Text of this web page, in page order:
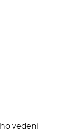
vedení